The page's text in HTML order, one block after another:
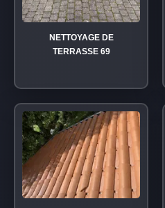
NETTOYAGE DE
TERRASSE 69